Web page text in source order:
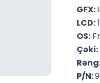
GFX:
LCD:
OS:
Çəki:
P/N: